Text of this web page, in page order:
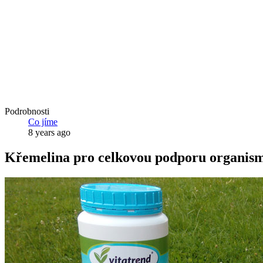
Podrobnosti
Co jíme
8 years ago
Křemelina pro celkovou podporu